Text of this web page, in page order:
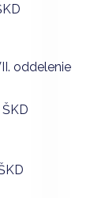
oddelenie